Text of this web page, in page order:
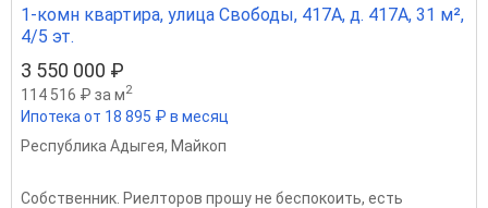
1-комн квартира, улица Свободы, 417А, д. 417А, 31 м²,
4/5 эт.
3 550 000 ₽
114 516 ₽ за м2
Ипотека от 18 895 ₽ в месяц
Республика Адыгея, Майкоп
Собственник. Риелторов прошу не беспокоить, есть